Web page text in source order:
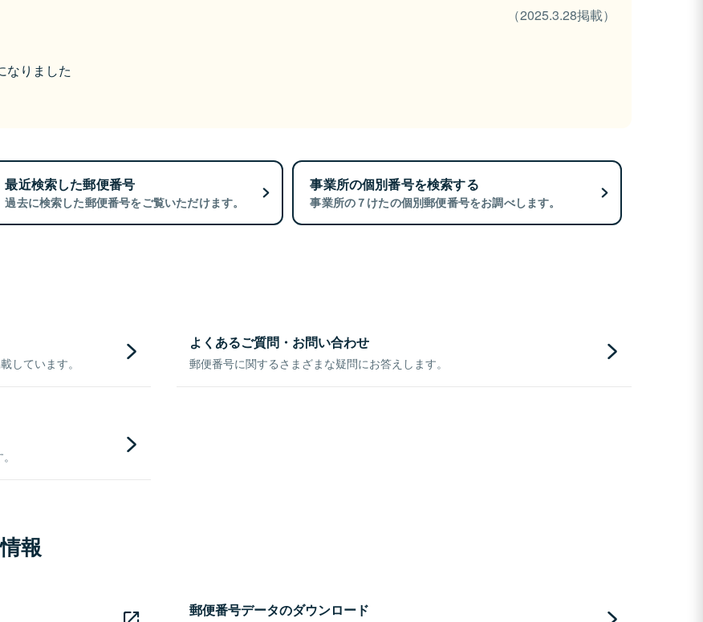
（2025.3.28掲載）
なりました
最近検索した郵便番号
過去に検索した郵便番号をご覧いただけます。
事業所の個別番号を検索する
事業所の７けたの個別郵便番号をお調べします。
しています。
よくあるご質問・お問い合わせ
郵便番号に関するさまざまな疑問にお答えします。
報
郵便番号データのダウンロード